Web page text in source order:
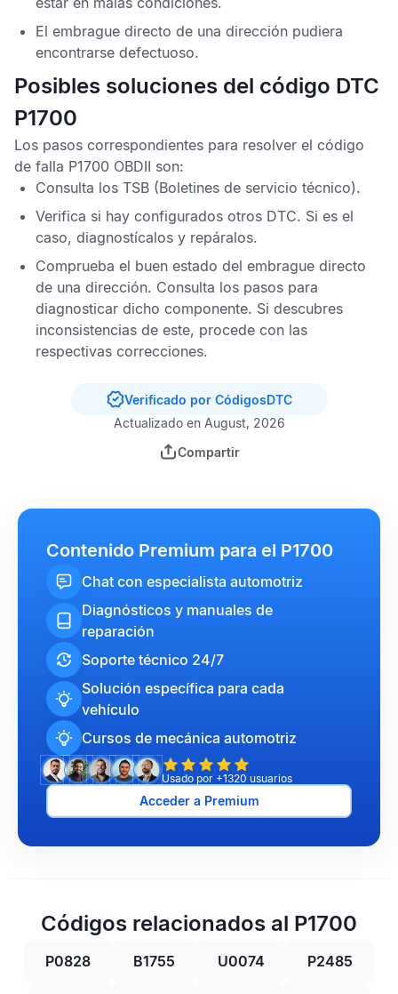
El embrague directo de una dirección pudiera
encontrarse defectuoso.
Posibles soluciones del código DTC
P1700
Los pasos correspondientes para resolver el código
de falla P1700 OBDII son:
Consulta los TSB (Boletines de servicio técnico).
Verifica si hay configurados otros DTC. Si es el
caso, diagnostícalos y repáralos.
Comprueba el buen estado del embrague directo
de una dirección. Consulta los pasos para
diagnosticar dicho componente. Si descubres
inconsistencias de este, procede con las
respectivas correcciones.
Verificado por CódigosDTC
Actualizado en August, 2026
Compartir
Contenido Premium para el P1700
Chat con especialista automotriz
Diagnósticos y manuales de
reparación
Soporte técnico 24/7
Solución específica para cada
vehículo
Cursos de mecánica automotriz
Usado por +1320 usuarios
Acceder a Premium
Códigos relacionados al P1700
P0828 B1755 U0074 P2485